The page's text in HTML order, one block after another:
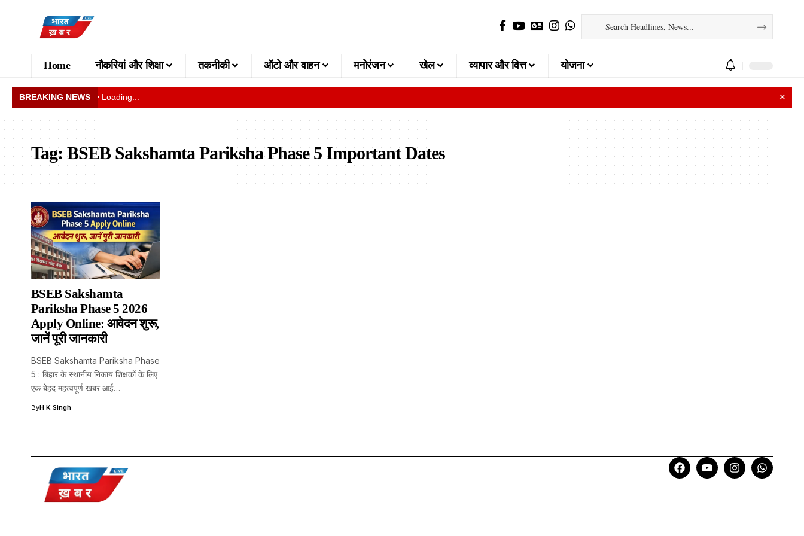
Home नौकरियां और शिक्षा तकनीकी ऑटो और वाहन मनोरंजन खेल व्यापार और वित्त योजना
BREAKING NEWS • Loading... ✕
Tag:BSEB Sakshamta Pariksha Phase 5 Important Dates
BSEB Sakshamta
Pariksha Phase 5 2026
Apply Online: आवेदन शुरू,
जानें पूरी जानकारी
BSEB Sakshamta Pariksha Phase
5 : बिहार के स्थानीय निकाय शिक्षकों के लिए
एक बेहद महत्वपूर्ण खबर आई…
ByH K Singh